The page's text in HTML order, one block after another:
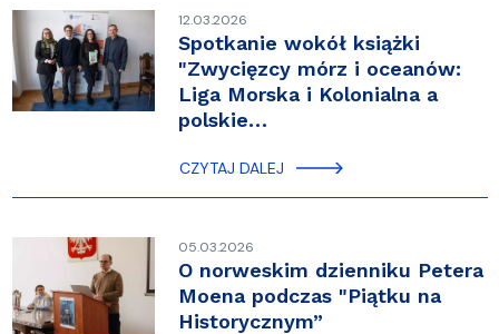
12.03.2026
Spotkanie wokół książki
"Zwycięzcy mórz i oceanów:
Liga Morska i Kolonialna a
polskie…
CZYTAJ DALEJ
05.03.2026
O norweskim dzienniku Petera
Moena podczas "Piątku na
Historycznym”